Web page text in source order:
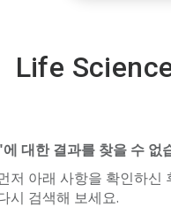
Life
대한 결과를 찾을 수 없
저 아래 사항을 확인하신
시 검색해 보세요.